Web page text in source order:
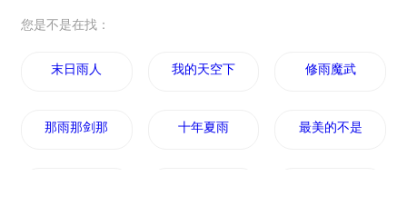
您是不是在找：
末日雨人 我的天空下过以你为名的雨修雨魔武
那雨那剑那少年 十年夏雨 最美的不是下雨天